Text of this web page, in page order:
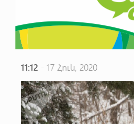
11:12 - 17 Հուն, 2020